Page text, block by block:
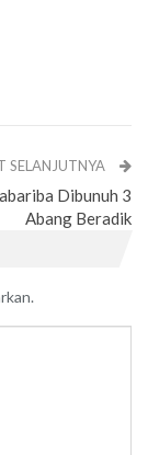
SELANJUTNYA
Dibunuh 3
Abang Beradik